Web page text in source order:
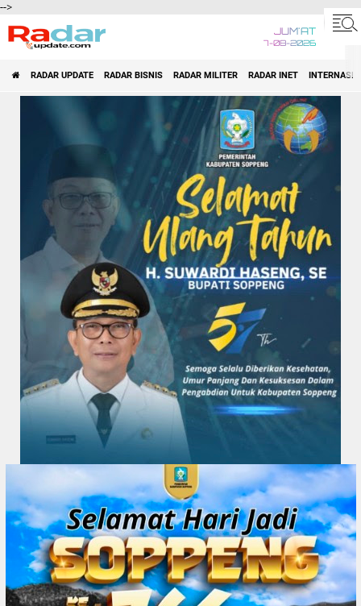
-->
JUM'AT
7-08-2026
RADAR UPDATE RADAR BISNIS RADAR MILITER RADAR INET